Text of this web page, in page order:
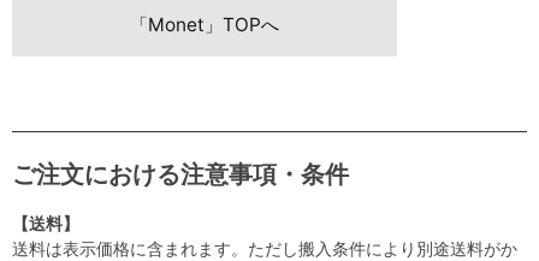
「Monet」TOPへ
ご注文における注意事項・条件
【送料】
送料は表示価格に含まれます。ただし搬入条件により別途送料がか